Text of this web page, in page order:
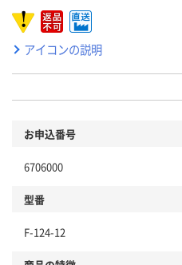
アイコンの説明
お申込番号
6706000
型番
F-124-12